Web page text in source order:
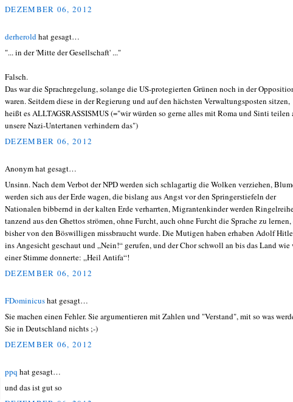
DEZEMBER 06, 2012
derheroldhat gesagt…
"... in der 'Mitte der Gesellschaft' ..."
Falsch.
Das war die Sprachregelung, solange die US-protegierten Grünen noch in der
waren. Seitdem diese in der Regierung und auf den hächsten Verwaltungsposten sitzen,
heißt es ALLTAGSRASSISMUS (="wir würden so gerne alles mit Roma und Sinti teilen
unsere Nazi-Untertanen verhindern das")
DEZEMBER 06, 2012
Anonym hat gesagt…
Unsinn. Nach dem Verbot der NPD werden sich schlagartig die Wolken verziehen,
werden sich aus der Erde wagen, die bislang aus Angst vor den Springerstiefeln der
Nationalen bibbernd in der kalten Erde verharrten, Migrantenkinder werden
tanzend aus den Ghettos strömen, ohne Furcht, auch ohne Furcht die Sprache zu
bisher von den Böswilligen missbraucht wurde. Die Mutigen haben erhaben Adolf
ins Angesicht geschaut und „Nein!“ gerufen, und der Chor schwoll an bis das Land wie
einer Stimme donnerte: „Heil Antifa“!
DEZEMBER 06, 2012
FDominicushat gesagt…
Sie machen einen Fehler. Sie argumentieren mit Zahlen und "Verstand", mit so was
Sie in Deutschland nichts ;-)
DEZEMBER 06, 2012
ppq hat gesagt…
und das ist gut so